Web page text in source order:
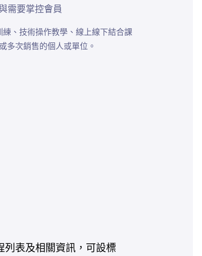
需要掌控會員
、技術操作教學、線上線下結合課
多次銷售的個人或單位。
列表及相關資訊，可設標